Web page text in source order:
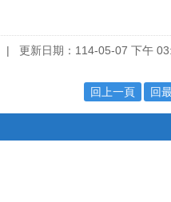
更新日期：114-05-07 下午
回上一頁 回